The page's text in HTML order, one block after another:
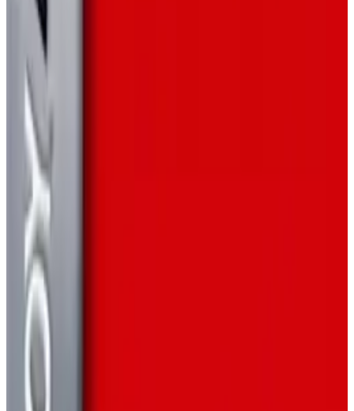
Глава на Classic Joy Games. Начните свое приключение
сейчас и узнайте, почему этот хак является
первоклассным опытом покемонов!
действие которой разворачивается в оригинальном
регионе Борриус. Исследуйте огромный мир, собирайте
команду Pokémon, выполняйте миссии, решайте сложные
несколькими режимами сложности и обширным
контентом после прохождения.
2020
Pokémon Blue Stars 3: Forces
Pokémon Blue Stars 3: Forces — это фанатская Pokémon
RPG для GBA, действие которой разворачивается в
оригинальном регионе Стариор. Соберите команду из
покемонов нескольких поколений, сразитесь с Team
Eclipse, защитите Cosmog и оцените такие возможности,